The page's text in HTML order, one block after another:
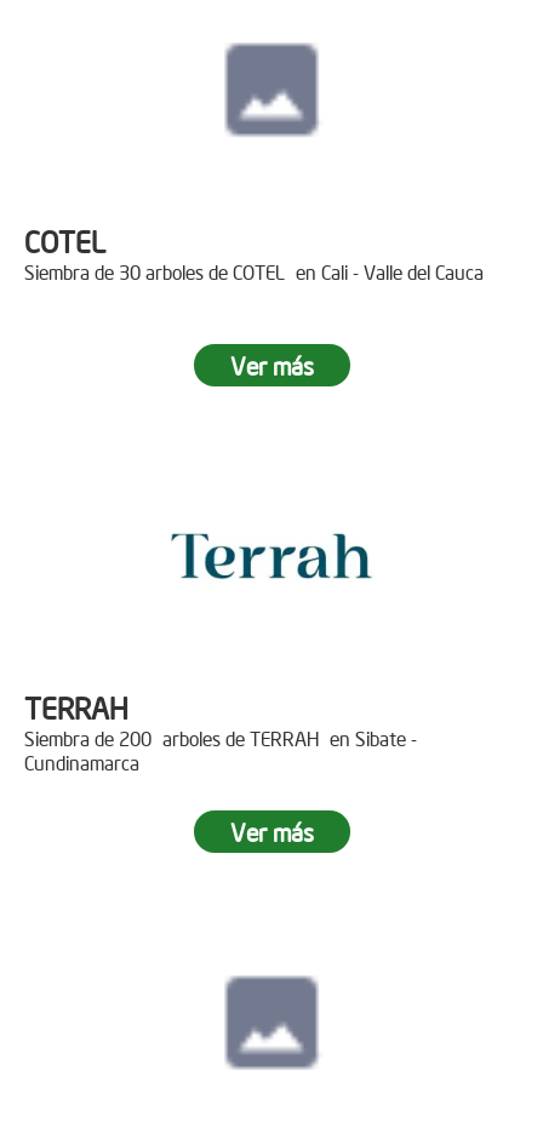
COTEL
Siembra de 30 arboles de COTEL en Cali - Valle del Cauca
Ver más
TERRAH
Siembra de 200 arboles de TERRAH en Sibate -
Cundinamarca
Ver más